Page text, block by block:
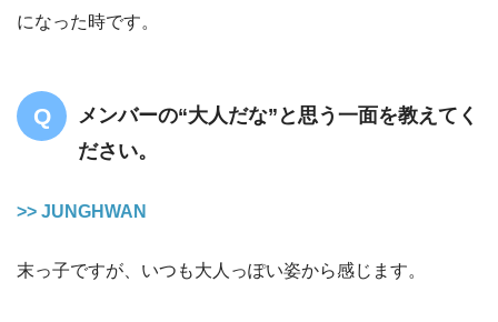
になった時です。
メンバーの“大人だな”と思う一面を教えてく
ださい。
>> JUNGHWAN
末っ子ですが、いつも大人っぽい姿から感じます。